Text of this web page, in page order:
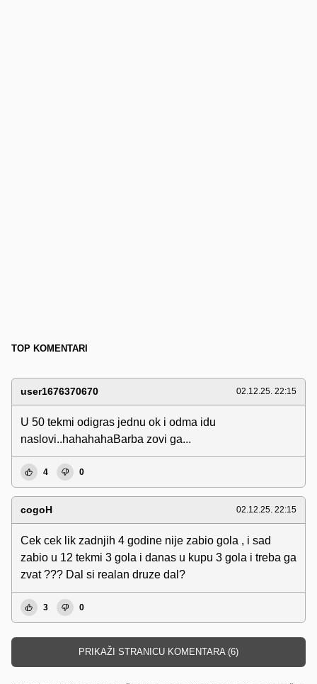
TOP KOMENTARI
user1676370670 02.12.25. 22:15
U 50 tekmi odigras jednu ok i odma idu
naslovi..hahahahaBarba zovi ga...
4 0
cogoH 02.12.25. 22:15
Cek cek lik zadnjih 4 godine nije zabio gola , i sad
zabio u 12 tekmi 3 gola i danas u kupu 3 gola i treba ga
zvat ??? Dal si realan druze dal?
3 0
PRIKAŽI STRANICU KOMENTARA (6)